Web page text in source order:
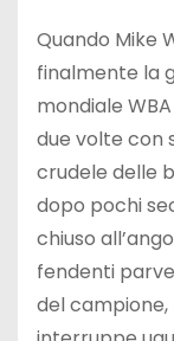
Quando Mike
finalmente la
mondiale
due volte con
crudele delle
dopo pochi
chiuso
fendenti
del campione,